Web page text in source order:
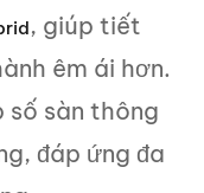
, giúp tiết
êm ái hơn.
số sàn thông
đáp ứng đa